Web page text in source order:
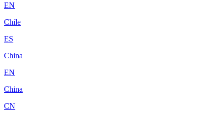
EN
Chile
ES
China
EN
China
CN